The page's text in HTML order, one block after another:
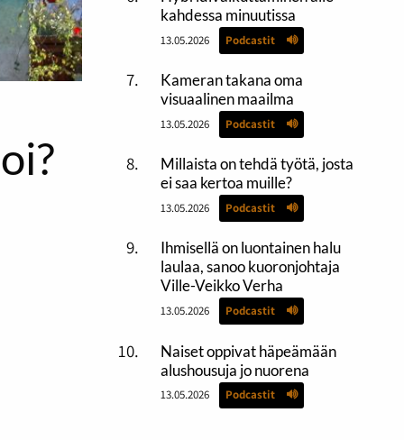
kahdessa minuutissa
13.05.2026 Podcastit
Kameran takana oma
visuaalinen maailma
13.05.2026 Podcastit
Millaista on tehdä työtä, josta
ei saa kertoa muille?
13.05.2026 Podcastit
Ihmisellä on luontainen halu
laulaa, sanoo kuoronjohtaja
Ville-Veikko Verha
13.05.2026 Podcastit
Naiset oppivat häpeämään
alushousuja jo nuorena
13.05.2026 Podcastit